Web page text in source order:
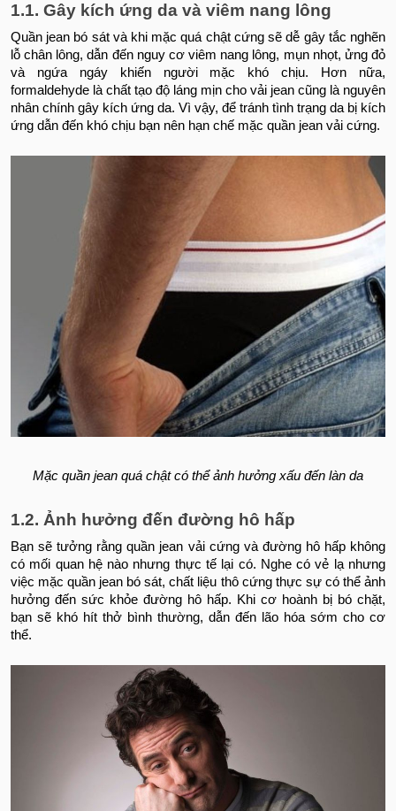
1.1. Gây kích ứng da và viêm nang lông
Quần jean bó sát và khi mặc quá chật cứng sẽ dễ gây tắc nghẽn
lỗ chân lông, dẫn đến nguy cơ viêm nang lông, mụn nhọt, ửng đỏ
và ngứa ngáy khiến người mặc khó chịu. Hơn nữa,
formaldehyde là chất tạo độ láng mịn cho vải jean cũng là nguyên
nhân chính gây kích ứng da. Vì vậy, để tránh tình trạng da bị kích
ứng dẫn đến khó chịu bạn nên hạn chế mặc quần jean vải cứng.
Mặc quần jean quá chật có thể ảnh hưởng xấu đến làn da
1.2. Ảnh hưởng đến đường hô hấp
Bạn sẽ tưởng rằng quần jean vải cứng và đường hô hấp không
có mối quan hệ nào nhưng thực tế lại có. Nghe có vẻ lạ nhưng
việc mặc quần jean bó sát, chất liệu thô cứng thực sự có thể ảnh
hưởng đến sức khỏe đường hô hấp. Khi cơ hoành bị bó chặt,
bạn sẽ khó hít thở bình thường, dẫn đến lão hóa sớm cho cơ
thể.